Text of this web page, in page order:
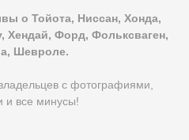
о Тойота, Ниссан, Хонда,
Хендай, Форд, Фольксваген,
Шевроле.
с фотографиями,
и все минусы!